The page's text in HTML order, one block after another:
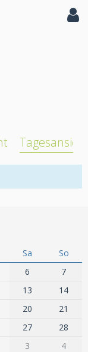
Tagesansicht
Sa
So
6
7
13
14
20
21
27
28
3 4